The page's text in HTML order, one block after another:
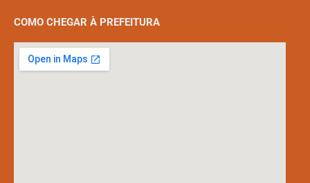
COMO CHEGAR À PREFEITURA